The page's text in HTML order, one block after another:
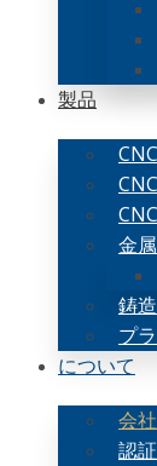
製品
金
鋳
プ
について
会
認証